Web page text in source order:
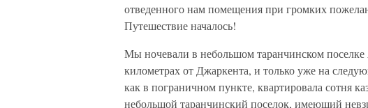
отведенного нам помещения при громких
Путешествие началось!
Мы ночевали в небольшом таранчинском
километрах от Джаркента, и только уже на
как в пограничном пункте, квартировала сотня
небольшой таранчинский поселок, имеющий